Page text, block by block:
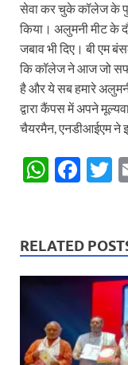
सेवा कर चुके कॉलेज के
किया। अलुमनी मीट के
जबाव भी दिए। बी एम
कि कॉलेज ने आज जो
है और ये सब हमारे
द्वारा कैंपस में अपने
चैयरमैन, एनडीआईएम ने
W
s
A
p
p
F
b
o
o
k
T
RELATED